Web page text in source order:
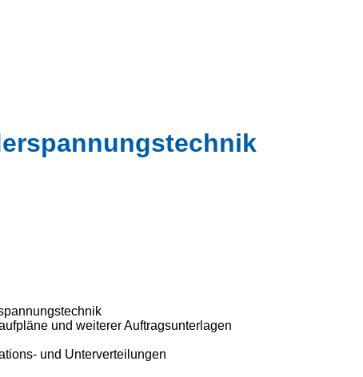
und weiterer Auftragsunterlagen
und Unterverteilungen